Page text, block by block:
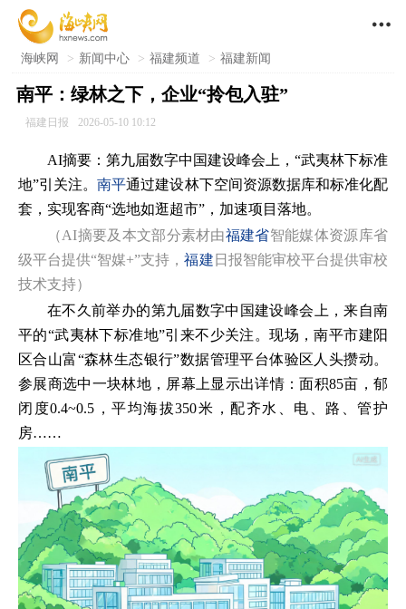

海峡网 > 新闻中心 > 福建频道 > 福建新闻
南平：绿林之下，企业“拎包入驻”
福建日报 2026-05-10 10:12
AI摘要：第九届数字中国建设峰会上，“武夷林下标准
地”引关注。南平通过建设林下空间资源数据库和标准化配
套，实现客商“选地如逛超市”，加速项目落地。
（AI摘要及本文部分素材由福建省智能媒体资源库省
级平台提供“智媒+”支持，福建 日报智能审校平台提供审校
技术支持）
在不久前举办的第九届数字中国建设峰会上，来自南
平的“武夷林下标准地”引来不少关注。现场，南平市建阳
区合山富“森林生态银行”数据管理平台体验区人头攒动。
参展商选中一块林地，屏幕上显示出详情：面积85亩，郁
闭度0.4~0.5，平均海拔350米，配齐水、电、路、管护
房……